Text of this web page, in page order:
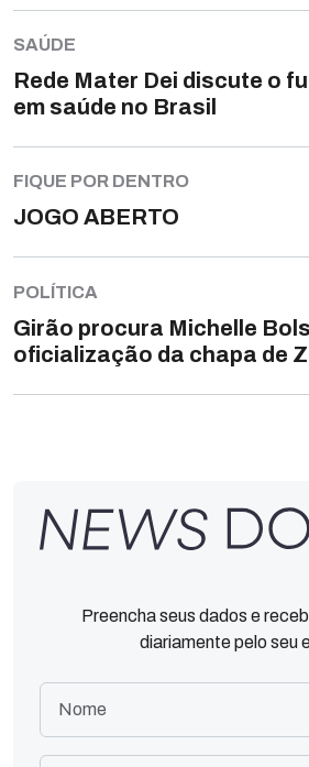
SAÚDE
Rede Mater Dei discute o
em saúde no Brasil
FIQUE POR DENTRO
JOGO ABERTO
POLÍTICA
Girão procura Michelle
oficialização da chapa de
Preencha seus dados e
diariamente pelo seu